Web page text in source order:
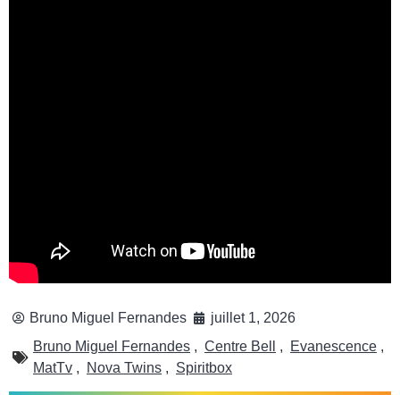
Bruno Miguel Fernandes
juillet 1, 2026
Bruno Miguel Fernandes , Centre Bell , Evanescence ,
MatTv , Nova Twins , Spiritbox